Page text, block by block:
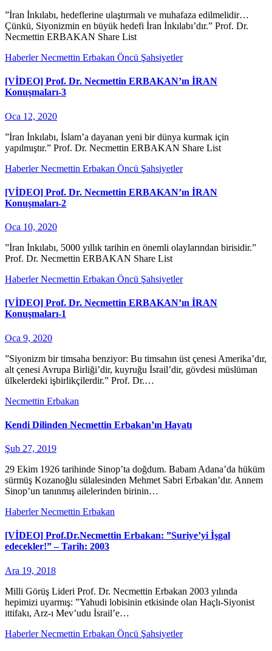
”İran İnkılabı, hedeflerine ulaştırmalı ve muhafaza edilmelidir…
Çünkü, Siyonizmin en büyük hedefi İran İnkılabı’dır.” Prof. Dr.
Necmettin ERBAKAN Share List
HaberlerNecmettin Erbakan Öncü Şahsiyetler
[VİDEO] Prof. Dr. Necmettin ERBAKAN’ın İRAN
Konuşmaları-3
Oca 12, 2020
”İran İnkılabı, İslam’a dayanan yeni bir dünya kurmak için
yapılmıştır.” Prof. Dr. Necmettin ERBAKAN Share List
HaberlerNecmettin Erbakan Öncü Şahsiyetler
[VİDEO] Prof. Dr. Necmettin ERBAKAN’ın İRAN
Konuşmaları-2
Oca 10, 2020
”İran İnkılabı, 5000 yıllık tarihin en önemli olaylarından birisidir.”
Prof. Dr. Necmettin ERBAKAN Share List
HaberlerNecmettin Erbakan Öncü Şahsiyetler
[VİDEO] Prof. Dr. Necmettin ERBAKAN’ın İRAN
Konuşmaları-1
Oca 9, 2020
”Siyonizm bir timsaha benziyor: Bu timsahın üst çenesi Amerika’dır,
alt çenesi Avrupa Birliği’dir, kuyruğu İsrail’dir, gövdesi müslüman
ülkelerdeki işbirlikçilerdir.” Prof. Dr.…
Necmettin Erbakan
Kendi Dilinden Necmettin Erbakan’ın Hayatı
Şub 27, 2019
29 Ekim 1926 tarihinde Sinop’ta doğdum. Babam Adana’da hüküm
sürmüş Kozanoğlu sülalesinden Mehmet Sabri Erbakan’dır. Annem
Sinop’un tanınmış ailelerinden birinin…
HaberlerNecmettin Erbakan
[VİDEO] Prof.Dr.Necmettin Erbakan: ”Suriye’yi İşgal
edecekler!” – Tarih: 2003
Ara 19, 2018
Milli Görüş Lideri Prof. Dr. Necmettin Erbakan 2003 yılında
hepimizi uyarmış: ”Yahudi lobisinin etkisinde olan Haçlı-Siyonist
ittifakı, Arz-ı Mev’udu İsrail’e…
HaberlerNecmettin Erbakan Öncü Şahsiyetler